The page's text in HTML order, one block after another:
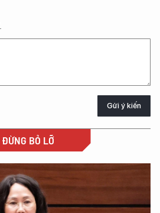
Gửi ý kiến
ĐỪNG BỎ LỠ